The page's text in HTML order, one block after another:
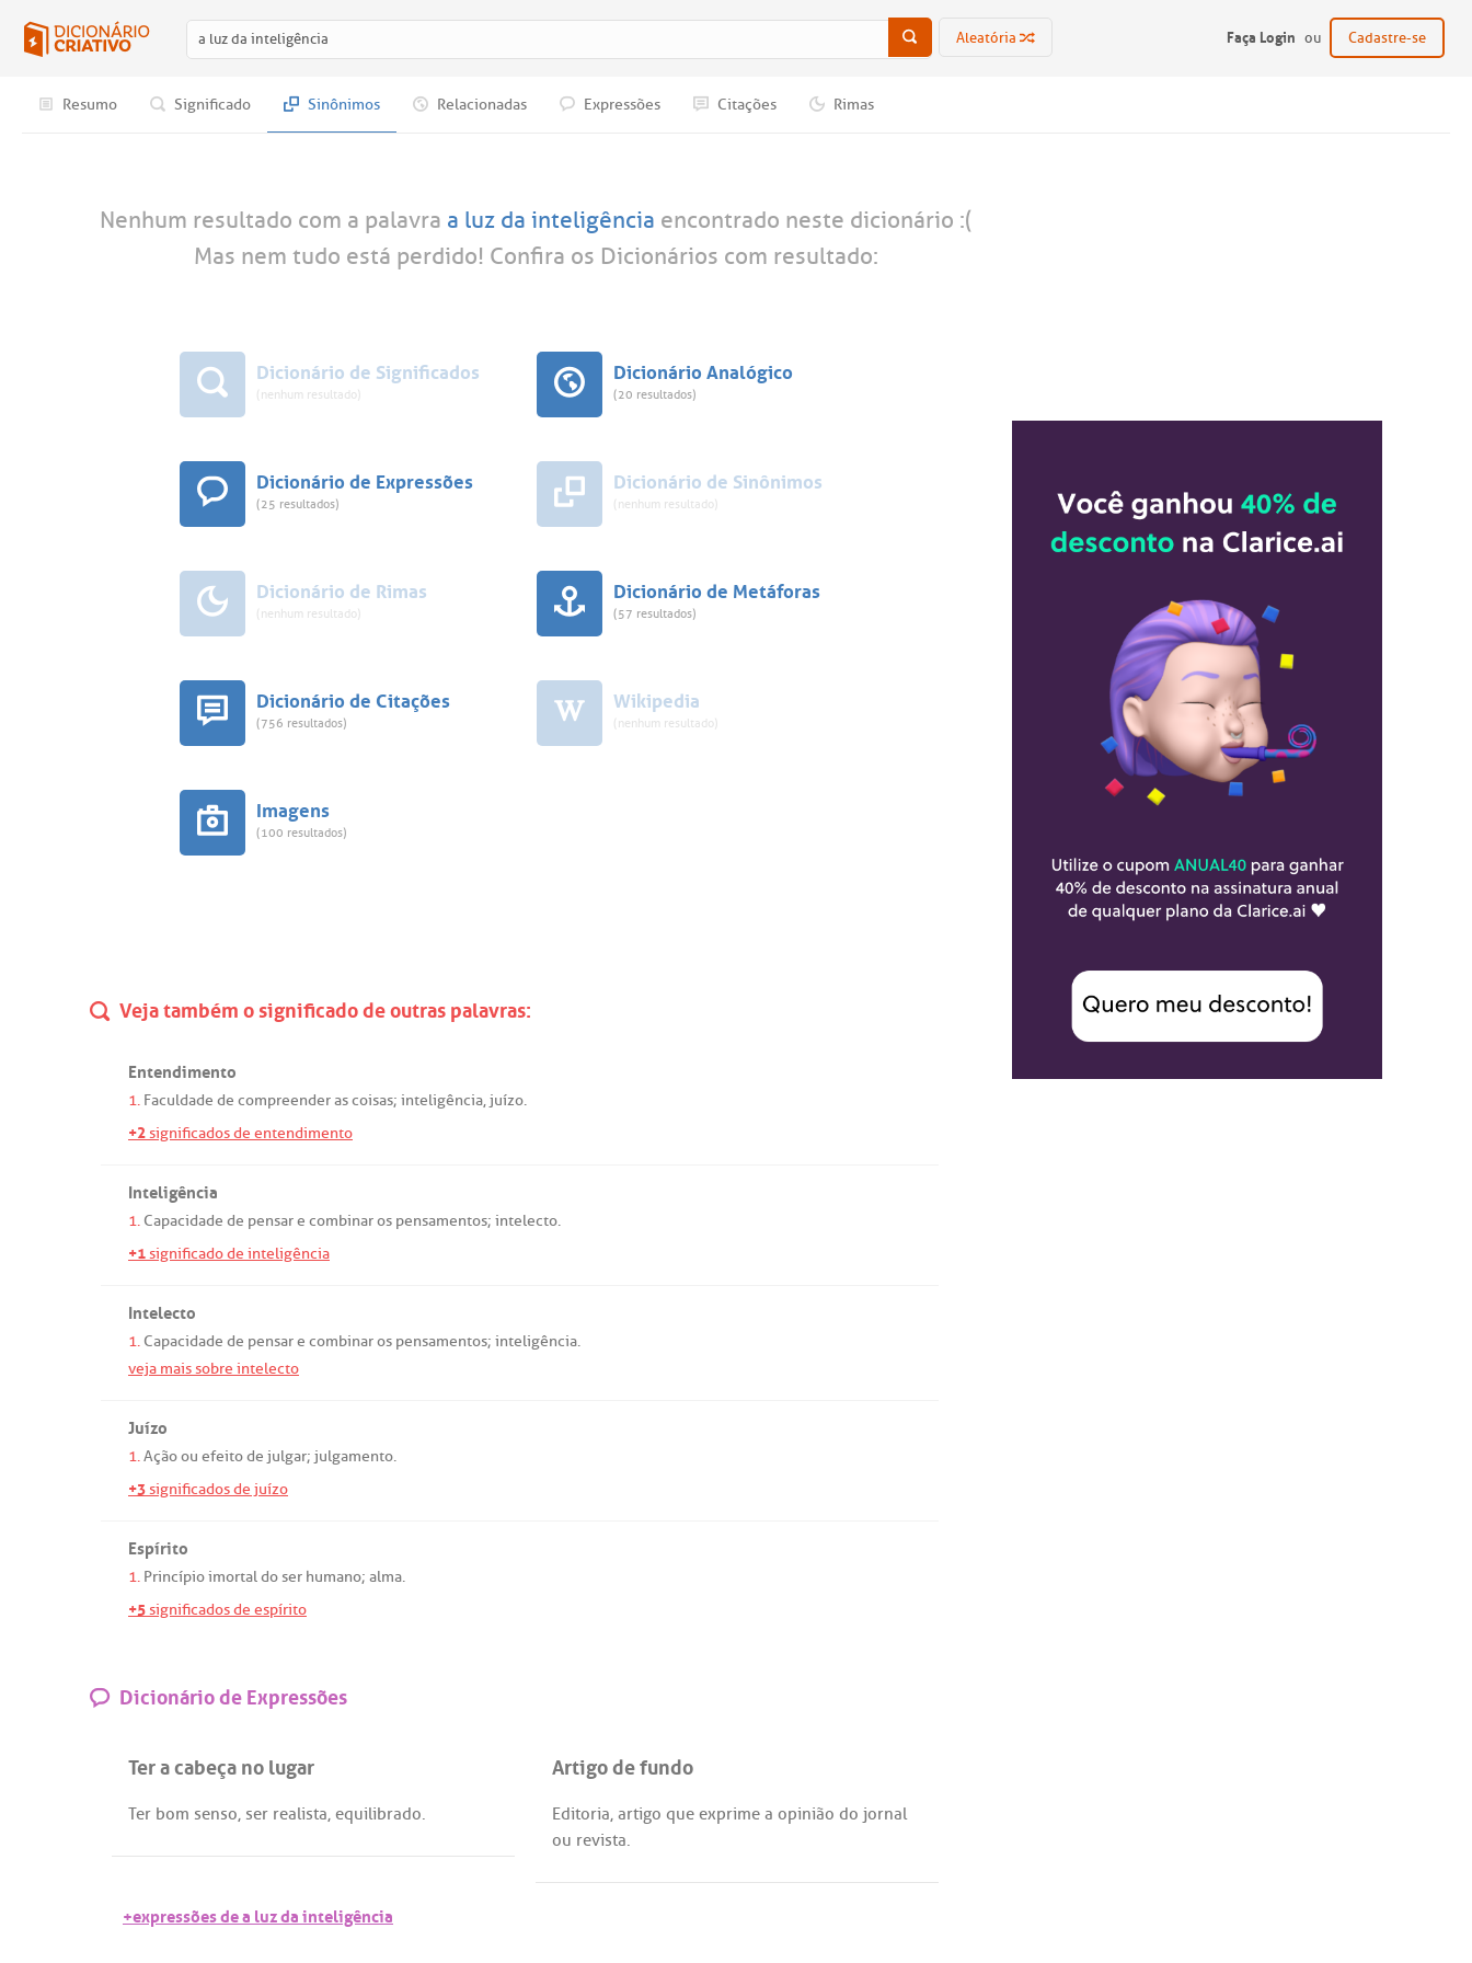
Aleatória Faça Login ou Cadastre-se
Resumo Significado Sinônimos Relacionadas Expressões Citações Rimas
Nenhum resultado com a palavra a luz da inteligência encontrado neste dicionário :(
Mas nem tudo está perdido! Confira os Dicionários com resultado:
Dicionário de Significados
(nenhum resultado)
Dicionário Analógico
(20 resultados)
Dicionário de Expressões
(25 resultados)
Dicionário de Sinônimos
(nenhum resultado)
Dicionário de Rimas
(nenhum resultado)
Dicionário de Metáforas
(57 resultados)
Dicionário de Citações
(756 resultados)
Wikipedia
(nenhum resultado)
Imagens
(100 resultados)
Veja também o significado de outras palavras:
Entendimento
1. Faculdade de compreenderascoisas; inteligência,juízo.
+2significados de entendimento
Inteligência
1. Capacidade de pensare combinaros pensamentos; intelecto.
+1significado de inteligência
Intelecto
1. Capacidade de pensare combinaros pensamentos; inteligência.
veja mais sobre intelecto
Juízo
1.Açãoou efeitode julgar; julgamento.
+3significados de juízo
Espírito
1. Princípioimortaldoser humano; alma.
+5significados de espírito
Dicionário de Expressões
Ter a cabeça no lugar
Ter bom senso, ser realista, equilibrado.
Artigo de fundo
Editoria, artigo que exprime a opinião do jornal
ou revista.
+expressões de a luz da inteligência